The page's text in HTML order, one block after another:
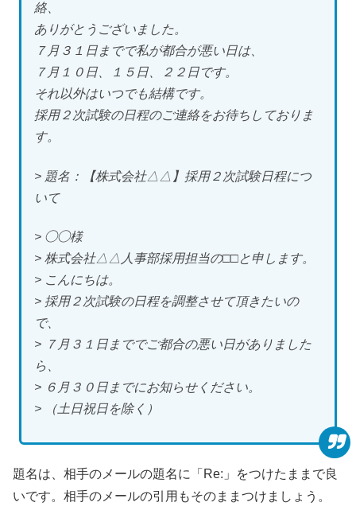
絡、
ありがとうございました。
７月３１日までで私が都合が悪い日は、
７月１０日、１５日、２２日です。
それ以外はいつでも結構です。
採用２次試験の日程のご連絡をお待ちしておりま
す。
> 題名：【株式会社△△】採用２次試験日程につ
いて
> ◯◯様
> 株式会社△△人事部採用担当の□□と申します。
> こんにちは。
> 採用２次試験の日程を調整させて頂きたいの
で、
> ７月３１日まででご都合の悪い日がありました
ら、
> ６月３０日までにお知らせください。
> （土日祝日を除く）
題名は、相手のメールの題名に「Re:」をつけたままで良
いです。相手のメールの引用もそのままつけましょう。